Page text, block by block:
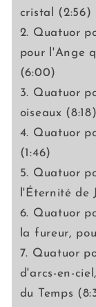
cristal (2:56)
2. Quatuor
pour l'Ange
(6:00)
3. Quatuor
oiseaux (8:18)
4. Quatuor
(1:46)
5. Quatuor
l'Éternité de
6. Quatuor
la fureur,
7. Quatuor
d'arcs-en-
du Temps